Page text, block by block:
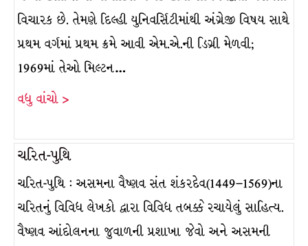
વિચારક છે. તેમણે દિલ્હી યુનિવર્સિટીમાંથી અંગ્રેજી વિષય સાથે
પ્રથમ વર્ગમાં પ્રથમ ક્રમે આવી એમ.એ.ની ડિગ્રી મેળવી;
1969માં તેઓ મિલ્ટન…
વધુ વાંચો >
ચરિત-પુથિ
ચરિત-પુથિ : અસમના વૈષ્ણવ સંત શંકરદેવ(1449–1569)ના
ચરિતનું વિવિધ લેખકો દ્વારા વિવિધ તબક્કે રચાયેલું સાહિત્ય.
વૈષ્ણવ આંદોલનના જુવાળની પ્રશાખા જેવો અને અસમની